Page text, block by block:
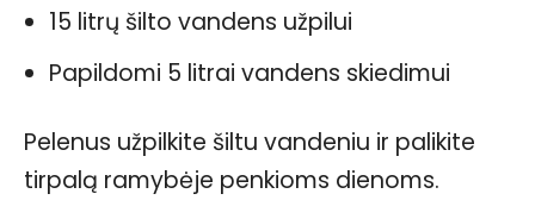
15 litrų šilto vandens užpilui
Papildomi 5 litrai vandens skiedimui
Pelenus užpilkite šiltu vandeniu ir palikite
tirpalą ramybėje penkioms dienoms.